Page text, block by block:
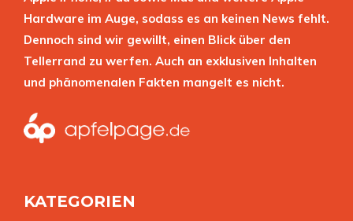
Hardware im Auge, sodass es an keinen News fehlt.
Dennoch sind wir gewillt, einen Blick über den
Tellerrand zu werfen. Auch an exklusiven Inhalten
und phänomenalen Fakten mangelt es nicht.
KATEGORIEN